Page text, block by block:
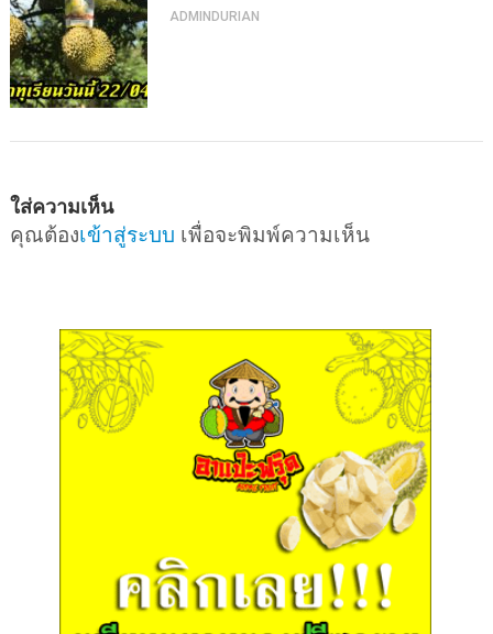
ADMINDURIAN
ใส่ความเห็น
คุณต้องเข้าสู่ระบบ เพื่อจะพิมพ์ความเห็น